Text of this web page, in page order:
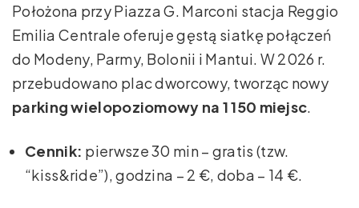
Położona przy Piazza G. Marconi stacja Reggio
Emilia Centrale oferuje gęstą siatkę połączeń
do Modeny, Parmy, Bolonii i Mantui. W 2026 r.
przebudowano plac dworcowy, tworząc nowy
parking wielopoziomowy na 1 150 miejsc.
Cennik: pierwsze 30 min – gratis (tzw.
“kiss&ride”), godzina – 2 €, doba – 14 €.